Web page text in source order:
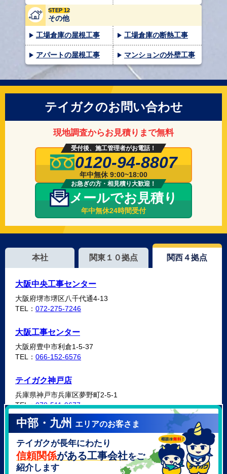
STEP 12
その他
工場倉庫の屋根工事 工場倉庫の断熱工事
アパートの屋根工事 マンションの外壁工事
テイガクのお問い合わせ
現地調査からお見積りまで無料
受付後、施工管理者がお電話！
0120-94-8807
年中無休 9:00~18:00
お急ぎの方・相見積り大歓迎！
メールでお見積り
年中無休24時間受付
本社 関東１０拠点 関西４拠点
大阪中央工事センター
大阪府堺市堺区八千代通4-13
TEL： 072-275-7246
大阪工事センター
大阪府豊中市利倉1-5-37
TEL： 066-152-6576
テイガク神戸店
兵庫県神戸市兵庫区夢野町2-5-1
TEL：078-511-9677
テイガク泉北・泉南店
大阪府泉北郡忠岡町高月南3-14
TEL：072-521-2637
中部・九州 エリアのお客さま
テイガクが長年にわたり
信頼関係がある工事会社をご
紹介します